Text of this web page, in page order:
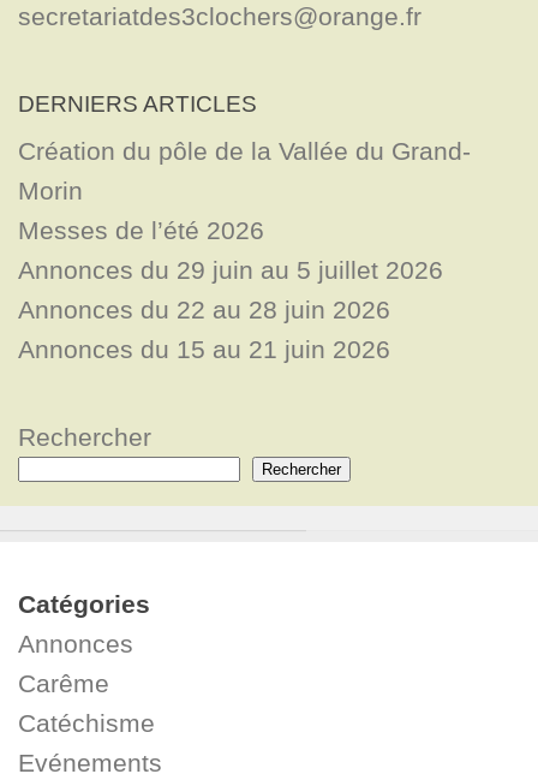
secretariatdes3clochers@orange.fr
DERNIERS ARTICLES
Création du pôle de la Vallée du Grand-
Morin
Messes de l’été 2026
Annonces du 29 juin au 5 juillet 2026
Annonces du 22 au 28 juin 2026
Annonces du 15 au 21 juin 2026
Rechercher
Rechercher
Catégories
Annonces
Carême
Catéchisme
Evénements